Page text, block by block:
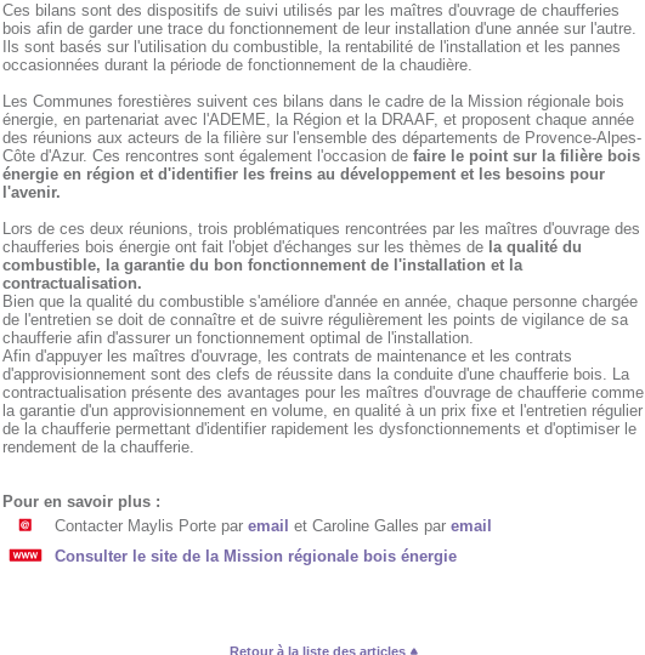
Ces bilans sont des dispositifs de suivi utilisés par les maîtres d'ouvrage de chaufferies
bois afin de garder une trace du fonctionnement de leur installation d'une année sur l'autre.
Ils sont basés sur l'utilisation du combustible, la rentabilité de l'installation et les pannes
occasionnées durant la période de fonctionnement de la chaudière.
Les Communes forestières suivent ces bilans dans le cadre de la Mission régionale bois
énergie, en partenariat avec l'ADEME, la Région et la DRAAF, et proposent chaque année
des réunions aux acteurs de la filière sur l'ensemble des départements de Provence-Alpes-
Côte d'Azur. Ces rencontres sont également l'occasion de faire le point sur la filière bois
énergie en région et d'identifier les freins au développement et les besoins pour
l'avenir.
Lors de ces deux réunions, trois problématiques rencontrées par les maîtres d'ouvrage des
chaufferies bois énergie ont fait l'objet d'échanges sur les thèmes dela qualité du
combustible, la garantie du bon fonctionnement de l'installation et la
contractualisation.
Bien que la qualité du combustible s'améliore d'année en année, chaque personne chargée
de l'entretien se doit de connaître et de suivre régulièrement les points de vigilance de sa
chaufferie afin d'assurer un fonctionnement optimal de l'installation.
Afin d'appuyer les maîtres d'ouvrage, les contrats de maintenance et les contrats
d'approvisionnement sont des clefs de réussite dans la conduite d'une chaufferie bois. La
contractualisation présente des avantages pour les maîtres d'ouvrage de chaufferie comme
la garantie d'un approvisionnement en volume, en qualité à un prix fixe et l'entretien régulier
de la chaufferie permettant d'identifier rapidement les dysfonctionnements et d'optimiser le
rendement de la chaufferie.
Pour en savoir plus :
Contacter Maylis Porte par email et Caroline Galles par email
Consulter le site de la Mission régionale bois énergie
Retour à la liste des articles